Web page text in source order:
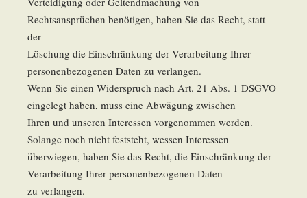
Rechtsansprüchen benötigen, haben Sie das Recht, statt
der
Löschung die Einschränkung der Verarbeitung Ihrer
personenbezogenen Daten zu verlangen.
Wenn Sie einen Widerspruch nach Art. 21 Abs. 1 DSGVO
eingelegt haben, muss eine Abwägung zwischen
Ihren und unseren Interessen vorgenommen werden.
Solange noch nicht feststeht, wessen Interessen
überwiegen, haben Sie das Recht, die Einschränkung der
Verarbeitung Ihrer personenbezogenen Daten
zu verlangen.